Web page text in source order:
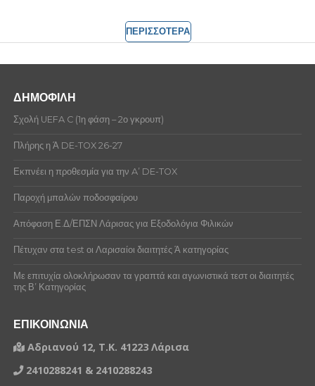
ΠΕΡΙΣΣΟΤΕΡΑ
ΔΗΜΟΦΙΛΗ
Σχολή UEFA C (1η φάση – 2ο γκρουπ)
Πλήρης η Ά DE-TOX 26-27
Εκπνέει η προθεσμία για την A’ DE-TOX
Παροχή μπαλών ποδοσφαίρου
Απόφαση Ε.Δ/ΕΠΣΝ Λάρισας για Εξοδολόγια Φιλικών
Πέτυχαν στα test οι Λαρισαίοι διαιτητές Ά κατηγορίας
Με επιτυχία ολοκλήρωσαν τα γραπτά και αγωνιστικά τεστ οι διαιτητές
της Β’ Κατηγορίας
ΕΠΙΚΟΙΝΩΝΙΑ
Αδριανού 12, Τ.Κ. 41223 Λάρισα
2410288241 & 2410288243